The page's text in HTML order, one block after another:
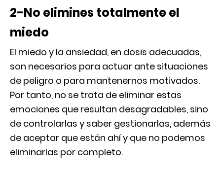
2-No elimines totalmente el
miedo
El miedo y la ansiedad, en dosis adecuadas,
son necesarios para actuar ante situaciones
de peligro o para mantenernos motivados.
Por tanto, no se trata de eliminar estas
emociones que resultan desagradables, sino
de controlarlas y saber gestionarlas, además
de aceptar que están ahí y que no podemos
eliminarlas por completo.